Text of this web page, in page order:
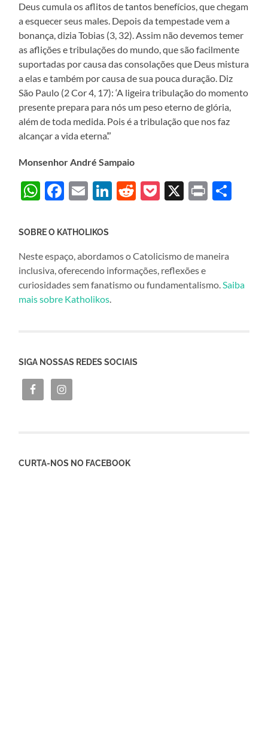
Deus cumula os aflitos de tantos benefícios, que chegam
a esquecer seus males. Depois da tempestade vem a
bonança, dizia Tobias (3, 32). Assim não devemos temer
as aflições e tribulações do mundo, que são facilmente
suportadas por causa das consolações que Deus mistura
a elas e também por causa de sua pouca duração. Diz
São Paulo (2 Cor 4, 17): ‘A ligeira tribulação do momento
presente prepara para nós um peso eterno de glória,
além de toda medida. Pois é a tribulação que nos faz
alcançar a vida eterna’.”
Monsenhor André Sampaio
WhatsApp
Facebook
EmailLinkedIn
Reddit
Pocket
X Print
SOBRE O KATHOLIKOS
Neste espaço, abordamos o Catolicismo de maneira
inclusiva, oferecendo informações, reflexões e
curiosidades sem fanatismo ou fundamentalismo.Saiba
mais sobre Katholikos.
SIGA NOSSAS REDES SOCIAIS
CURTA-NOS NO FACEBOOK